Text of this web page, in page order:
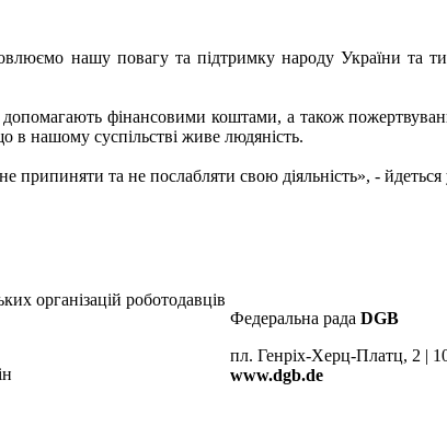
нашу повагу та підтримку народу України та
допомагають фінансовими коштами, а також
в нашому суспільстві живе людяність.
припиняти та не послабляти свою діяльність», - йдеться
організацій роботодавців
Федеральна рада DGB
пл. Генріх-Херц-Платц, 2 |
www.dgb.de